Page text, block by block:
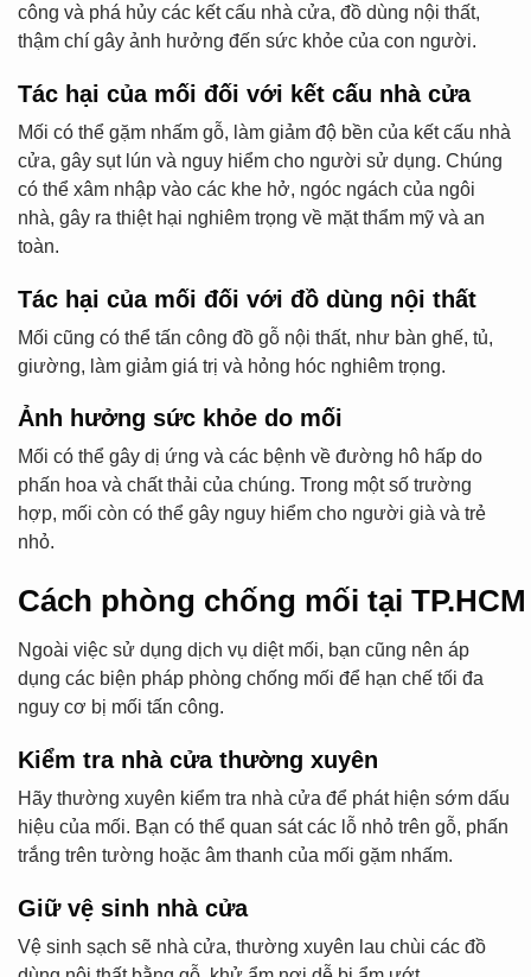
công và phá hủy các kết cấu nhà cửa, đồ dùng nội thất,
thậm chí gây ảnh hưởng đến sức khỏe của con người.
Tác hại của mối đối với kết cấu nhà cửa
Mối có thể gặm nhấm gỗ, làm giảm độ bền của kết cấu nhà
cửa, gây sụt lún và nguy hiểm cho người sử dụng. Chúng
có thể xâm nhập vào các khe hở, ngóc ngách của ngôi
nhà, gây ra thiệt hại nghiêm trọng về mặt thẩm mỹ và an
toàn.
Tác hại của mối đối với đồ dùng nội thất
Mối cũng có thể tấn công đồ gỗ nội thất, như bàn ghế, tủ,
giường, làm giảm giá trị và hỏng hóc nghiêm trọng.
Ảnh hưởng sức khỏe do mối
Mối có thể gây dị ứng và các bệnh về đường hô hấp do
phấn hoa và chất thải của chúng. Trong một số trường
hợp, mối còn có thể gây nguy hiểm cho người già và trẻ
nhỏ.
Cách phòng chống mối tại
Ngoài việc sử dụng dịch vụ diệt mối, bạn cũng nên áp
dụng các biện pháp phòng chống mối để hạn chế tối đa
nguy cơ bị mối tấn công.
Kiểm tra nhà cửa thường xuyên
Hãy thường xuyên kiểm tra nhà cửa để phát hiện sớm dấu
hiệu của mối. Bạn có thể quan sát các lỗ nhỏ trên gỗ, phấn
trắng trên tường hoặc âm thanh của mối gặm nhấm.
Giữ vệ sinh nhà cửa
Vệ sinh sạch sẽ nhà cửa, thường xuyên lau chùi các đồ